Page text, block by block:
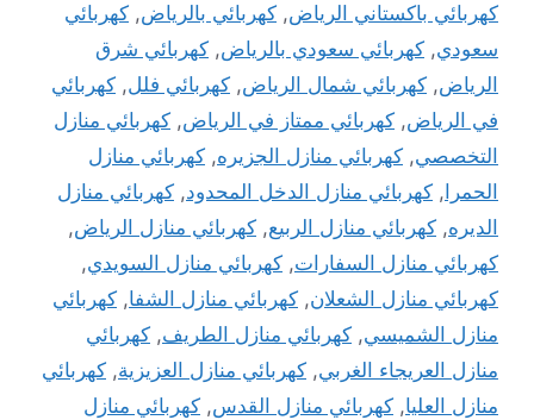
كهربائي باكستاني الرياض, كهربائي بالرياض, كهربائي
سعودي, كهربائي سعودي بالرياض, كهربائي شرق
الرياض, كهربائي شمال الرياض, كهربائي فلل, كهربائي
في الرياض, كهربائي ممتاز في الرياض, كهربائي منازل
التخصصي, كهربائي منازل الجزيره, كهربائي منازل
الحمرا , كهربائي منازل الدخل المحدود, كهربائي منازل
الديره, كهربائي منازل الربيع, كهربائي منازل الرياض,
كهربائي منازل السفارات, كهربائي منازل السويدي,
كهربائي منازل الشعلان, كهربائي منازل الشفا, كهربائي
منازل الشميسي, كهربائي منازل الطريف, كهربائي
منازل العريجاء الغربي, كهربائي منازل العزيزية, كهربائي
منازل العليا, كهربائي منازل القدس, كهربائي منازل